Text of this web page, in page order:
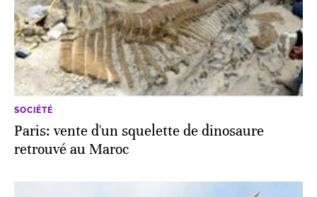
SOCIÉTÉ
Paris: vente d'un squelette de dinosaure
retrouvé au Maroc